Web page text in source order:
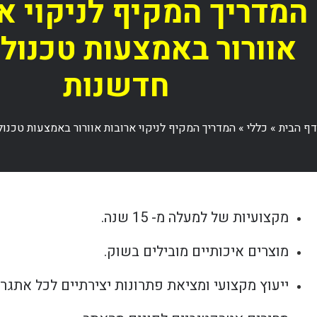
המדריך המקיף לניקוי
אוורור באמצעות
חדשנות
דף הבית» כללי » המדריך המקיף לניקוי ארובות אוורור באמצעות
מקצועיות של למעלה מ- 15 שנה.
מוצרים איכותיים מובילים בשוק.
ייעוץ מקצועי ומציאת פתרונות יצירתיים לכל